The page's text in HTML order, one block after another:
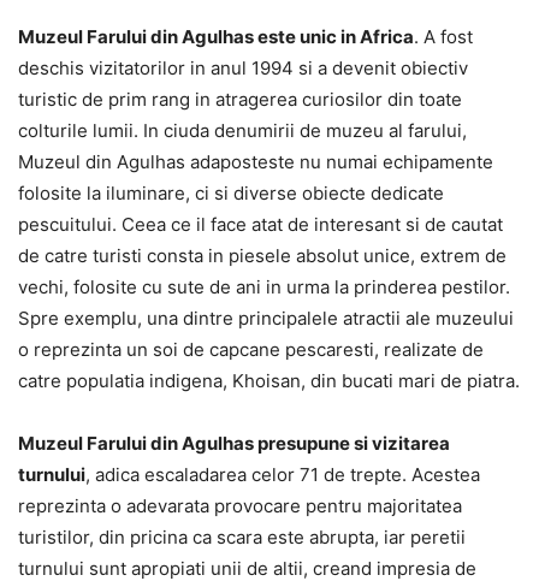
Muzeul Farului din Agulhas este unic in Africa. A fost
deschis vizitatorilor in anul 1994 si a devenit obiectiv
turistic de prim rang in atragerea curiosilor din toate
colturile lumii. In ciuda denumirii de muzeu al farului,
Muzeul din Agulhas adaposteste nu numai echipamente
folosite la iluminare, ci si diverse obiecte dedicate
pescuitului. Ceea ce il face atat de interesant si de cautat
de catre turisti consta in piesele absolut unice, extrem de
vechi, folosite cu sute de ani in urma la prinderea pestilor.
Spre exemplu, una dintre principalele atractii ale muzeului
o reprezinta un soi de capcane pescaresti, realizate de
catre populatia indigena, Khoisan, din bucati mari de piatra.
Muzeul Farului din Agulhas presupune si vizitarea
turnului, adica escaladarea celor 71 de trepte. Acestea
reprezinta o adevarata provocare pentru majoritatea
turistilor, din pricina ca scara este abrupta, iar peretii
turnului sunt apropiati unii de altii, creand impresia de